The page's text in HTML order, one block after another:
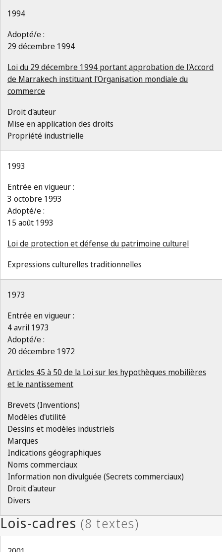
1994
Adopté/e :
29 décembre 1994
Loi du 29 décembre 1994 portant approbation de l'Accord
de Marrakech instituant l'Organisation mondiale du
commerce
Droit d'auteur
Mise en application des droits
Propriété industrielle
1993
Entrée en vigueur :
3 octobre 1993
Adopté/e :
15 août 1993
Loi de protection et défense du patrimoine culturel
Expressions culturelles traditionnelles
1973
Entrée en vigueur :
4 avril 1973
Adopté/e :
20 décembre 1972
Articles 45 à 50 de la Loi sur les hypothèques mobilières
et le nantissement
Brevets (Inventions)
Modèles d'utilité
Dessins et modèles industriels
Marques
Indications géographiques
Noms commerciaux
Information non divulguée (Secrets commerciaux)
Droit d'auteur
Divers